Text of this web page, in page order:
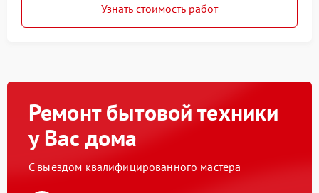
Узнать стоимость работ
Ремонт бытовой техники
у Вас дома
С выездом квалифицированного мастера